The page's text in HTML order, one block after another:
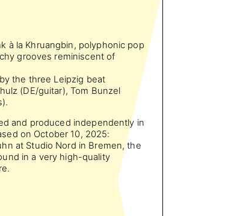
à la Khruangbin, polyphonic pop
grooves reminiscent of
the three Leipzig beat
(DE/guitar), Tom Bunzel
and produced independently in
on October 10, 2025:
at Studio Nord in Bremen, the
in a very high-quality